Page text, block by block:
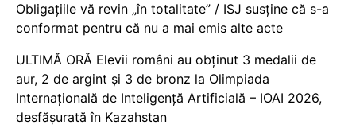
Obligațiile vă revin „în totalitate” / ISJ susține că s-a
conformat pentru că nu a mai emis alte acte
ULTIMĂ ORĂ Elevii români au obținut 3 medalii de
aur, 2 de argint și 3 de bronz la Olimpiada
Internațională de Inteligență Artificială – IOAI 2026,
desfășurată în Kazahstan